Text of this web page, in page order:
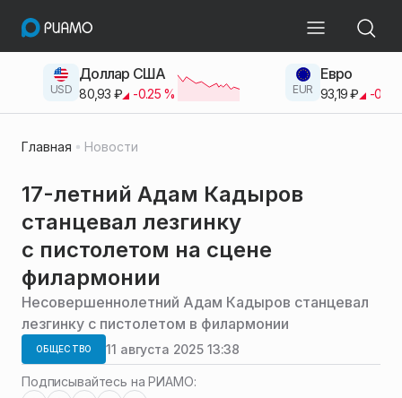
USD
Доллар США
80,93 ₽ -0.25% EUR
Евро
93,19 ₽ -0.42
Главная Новости
17-летний Адам Кадыров
станцевал лезгинку
с пистолетом на сцене
филармонии
Несовершеннолетний Адам Кадыров станцевал
лезгинку с пистолетом в филармонии
ОБЩЕСТВО 11 августа 2025 13:38
Подписывайтесь на РИАМО: